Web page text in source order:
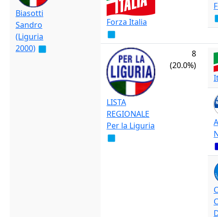
Biasotti
Sandro
(Liguria
2000)
Forza Italia
LISTA
REGIONALE
Per la Liguria
8
(20.0%)